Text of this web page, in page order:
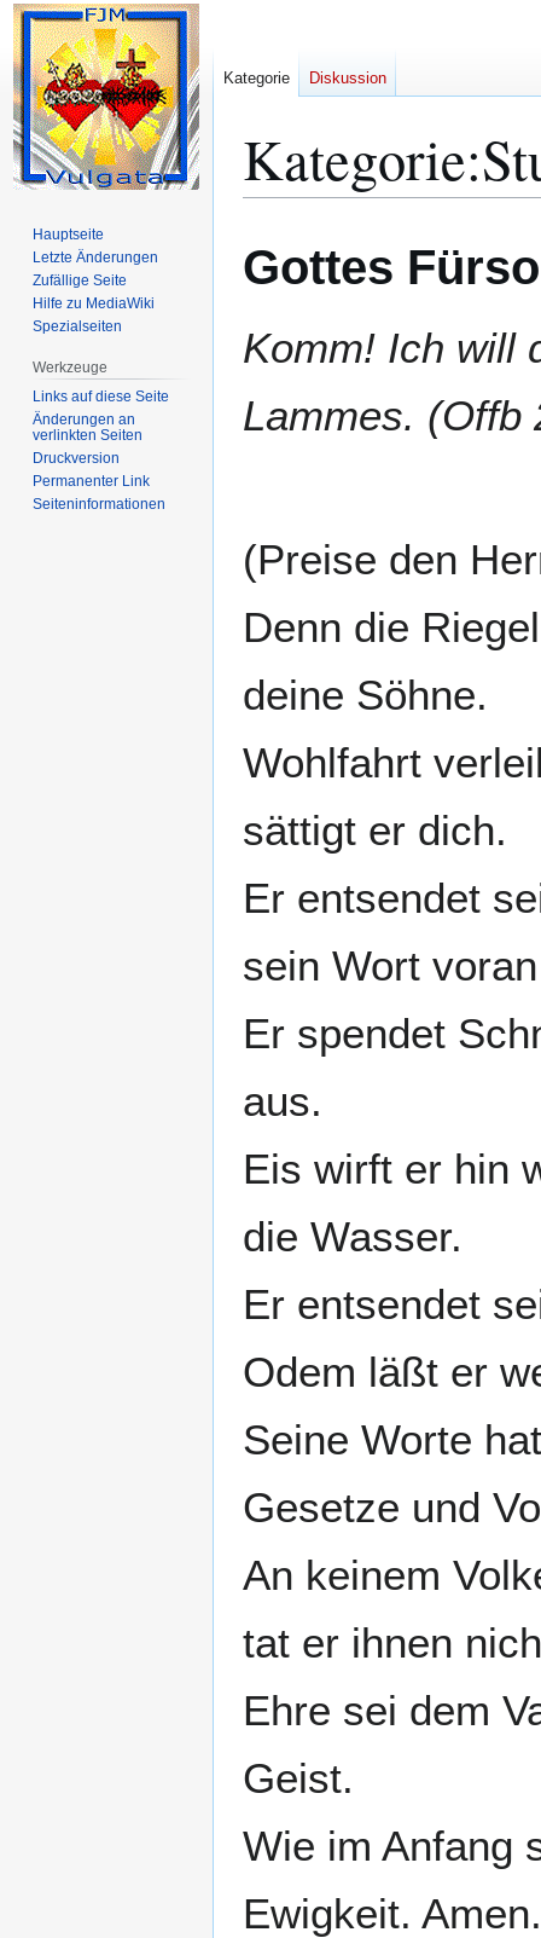
Kategorie:
Navigation
springen
Suche
springen
Gottes
Komm! Ich will
Lammes. (Offb
(Preise den
Denn die
deine Söhne.
Wohlfahrt
sättigt er dich.
Er entsendet
sein Wort
Er spendet
aus.
Eis wirft er hin
die Wasser.
Er entsendet
Odem läßt er
Seine Worte
Gesetze und
An keinem
tat er ihnen
Ehre sei dem
Geist.
Wie im Anfang
Ewigkeit. Amen.
Kategorie Diskussion
Hauptseite
Letzte Änderungen
Zufällige Seite
Hilfe zu MediaWiki
Spezialseiten
Werkzeuge
Links auf diese Seite
Änderungen an
verlinkten Seiten
Druckversion
Permanenter Link
Seiten­­informationen